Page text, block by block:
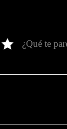
¿Qué te